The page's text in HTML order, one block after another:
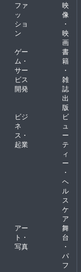
ファ
ッ
ショ
ン
映
像
・
映
画
ゲー
ム・
サー
ビス
開発
書
籍
・
雑
誌
出
版
ビジ
ネ
ス・
起業
ビ
ュ
ー
テ
ィ
ー
・
ヘ
ル
ス
ケ
ア
アー
ト・
写真
舞
台
・
パ
フ